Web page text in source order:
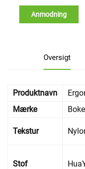
Anmodning
Oversigt
Produktnavn
Mærke
Boke
Tekstur
Stof